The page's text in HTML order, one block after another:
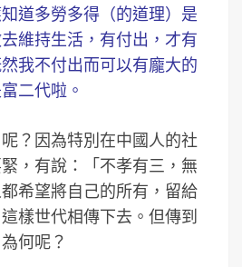
道多勞多得（的道理）是
維持生活，有付出，才有
我不付出而可以有龐大的
二代啦。
？因為特別在中國人的社
，有說：「不孝有三，無
希望將自己的所有，留給
樣世代相傳下去。但傳到
何呢？